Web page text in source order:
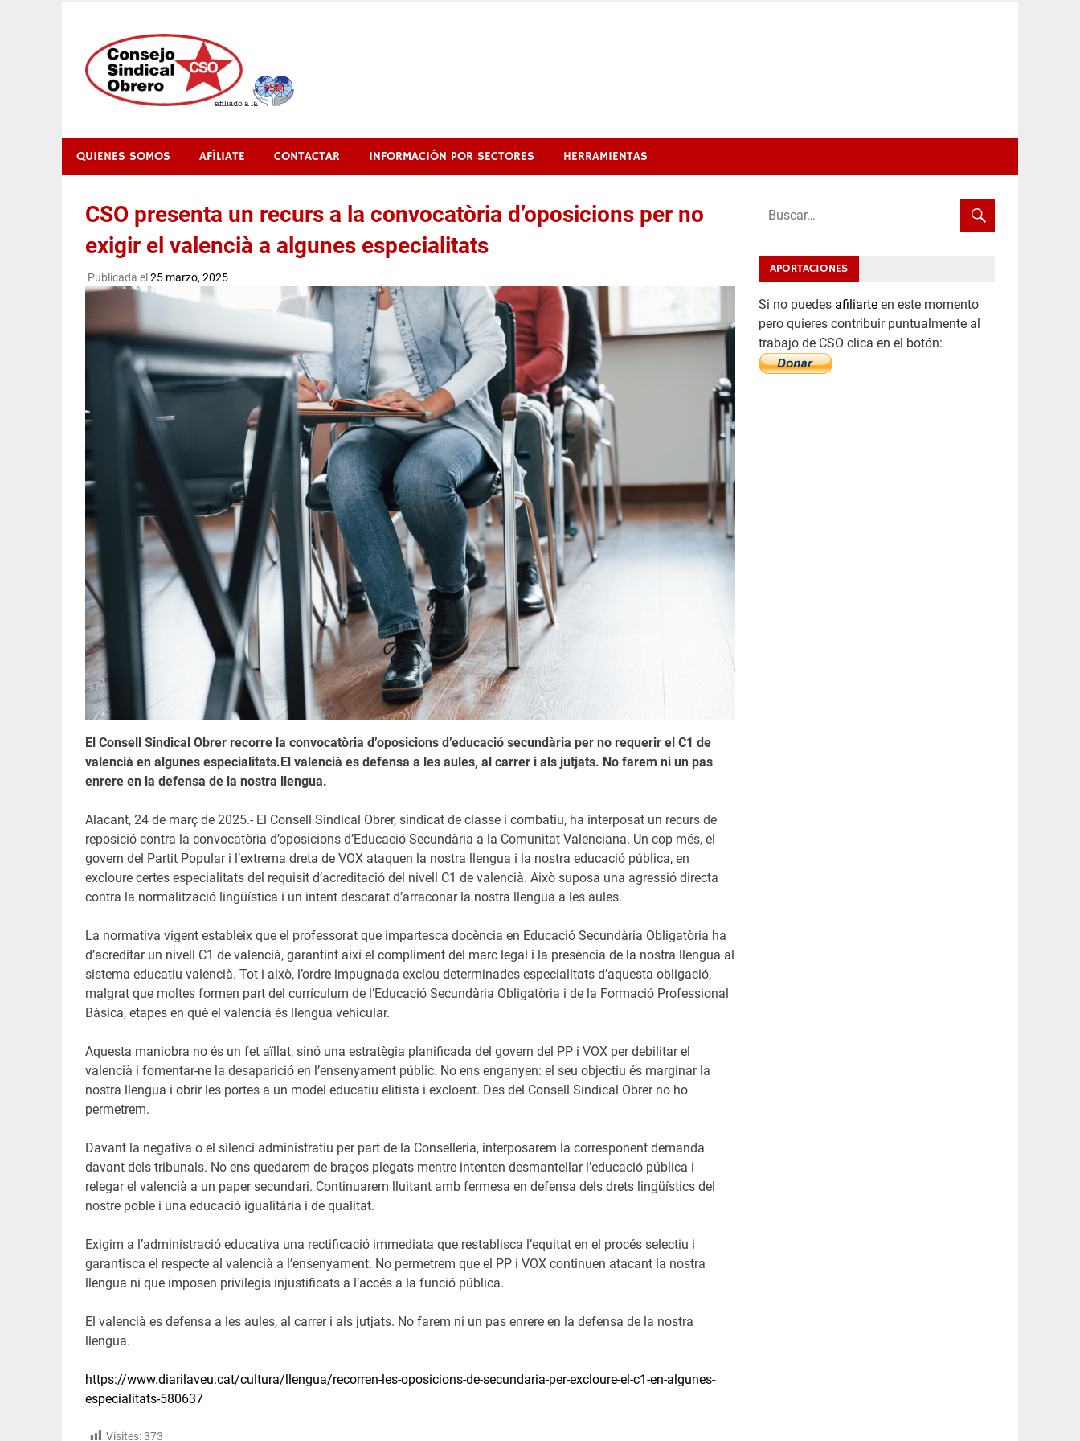
contenido
QUIENES SOMOS AFÍLIATE CONTACTAR INFORMACIÓN POR SECTORES HERRAMIENTAS
CSO presenta un recurs a la convocatòria d’oposicions per no
exigir el valencià a algunes especialitats
Publicada el25 marzo, 2025
El Consell Sindical Obrer recorre la convocatòria d’oposicions d’educació secundària per no requerir el C1 de
valencià en algunes especialitats.El valencià es defensa a les aules, al carrer i als jutjats. No farem ni un pas
enrere en la defensa de la nostra llengua.
Alacant, 24 de març de 2025.- El Consell Sindical Obrer, sindicat de classe i combatiu, ha interposat un recurs de
reposició contra la convocatòria d’oposicions d’Educació Secundària a la Comunitat Valenciana. Un cop més, el
govern del Partit Popular i l’extrema dreta de VOX ataquen la nostra llengua i la nostra educació pública, en
excloure certes especialitats del requisit d’acreditació del nivell C1 de valencià. Això suposa una agressió directa
contra la normalització lingüística i un intent descarat d’arraconar la nostra llengua a les aules.
La normativa vigent estableix que el professorat que impartesca docència en Educació Secundària Obligatòria ha
d’acreditar un nivell C1 de valencià, garantint així el compliment del marc legal i la presència de la nostra llengua al
sistema educatiu valencià. Tot i això, l’ordre impugnada exclou determinades especialitats d’aquesta obligació,
malgrat que moltes formen part del currículum de l’Educació Secundària Obligatòria i de la Formació Professional
Bàsica, etapes en què el valencià és llengua vehicular.
Aquesta maniobra no és un fet aïllat, sinó una estratègia planificada del govern del PP i VOX per debilitar el
valencià i fomentar-ne la desaparició en l’ensenyament públic. No ens enganyen: el seu objectiu és marginar la
nostra llengua i obrir les portes a un model educatiu elitista i excloent. Des del Consell Sindical Obrer no ho
permetrem.
Davant la negativa o el silenci administratiu per part de la Conselleria, interposarem la corresponent demanda
davant dels tribunals. No ens quedarem de braços plegats mentre intenten desmantellar l’educació pública i
relegar el valencià a un paper secundari. Continuarem lluitant amb fermesa en defensa dels drets lingüístics del
nostre poble i una educació igualitària i de qualitat.
Exigim a l’administració educativa una rectificació immediata que restablisca l’equitat en el procés selectiu i
garantisca el respecte al valencià a l’ensenyament. No permetrem que el PP i VOX continuen atacant la nostra
llengua ni que imposen privilegis injustificats a l’accés a la funció pública.
El valencià es defensa a les aules, al carrer i als jutjats. No farem ni un pas enrere en la defensa de la nostra
llengua.
https://www.diarilaveu.cat/cultura/llengua/recorren-les-oposicions-de-secundaria-per-excloure-el-c1-en-algunes-
especialitats-580637
Visites: 373
APORTACIONES
Si no puedes afiliarte en este momento
pero quieres contribuir puntualmente al
trabajo de CSO clica en el botón: